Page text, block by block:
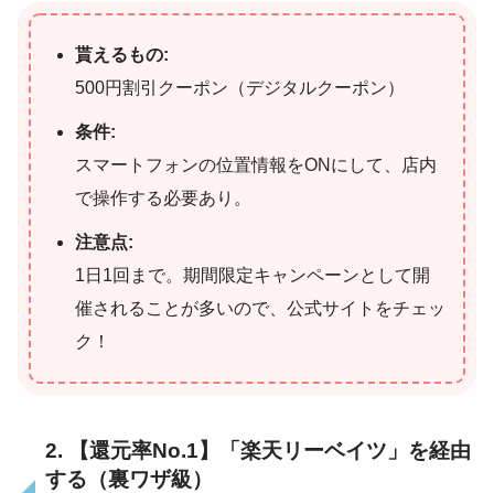
貰えるもの:
500円割引クーポン（デジタルクーポン）
条件:
スマートフォンの位置情報をONにして、店内
で操作する必要あり。
注意点:
1日1回まで。期間限定キャンペーンとして開
催されることが多いので、公式サイトをチェッ
ク！
2. 【還元率No.1】「楽天リーベイツ」を経由
する（裏ワザ級）